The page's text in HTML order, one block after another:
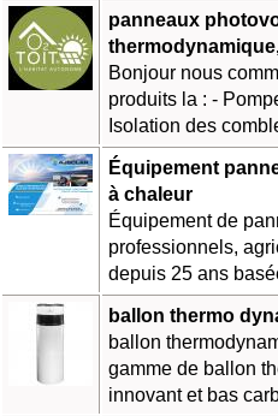
panneaux
Bonjour nous
produits la : -
Isolation des
Équipement
à chaleur
Équipement de
professionnels,
depuis 25 ans
ballon thermo
ballon
gamme de ballon
innovant et bas